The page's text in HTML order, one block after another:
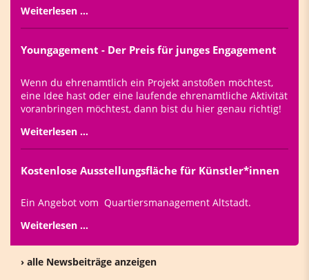
Weiterlesen …
Youngagement - Der Preis für junges Engagement
Wenn du ehrenamtlich ein Projekt anstoßen möchtest,
eine Idee hast oder eine laufende ehrenamtliche Aktivität
voranbringen möchtest, dann bist du hier genau richtig!
Weiterlesen …
Kostenlose Ausstellungsfläche für Künstler*innen
Ein Angebot vom Quartiersmanagement Altstadt.
Weiterlesen …
› alle Newsbeiträge anzeigen